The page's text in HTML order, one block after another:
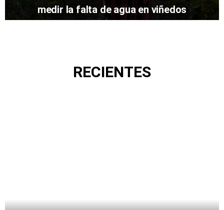
medir la falta de agua en viñedos
RECIENTES